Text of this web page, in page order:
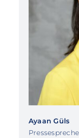
Ayaan Güls